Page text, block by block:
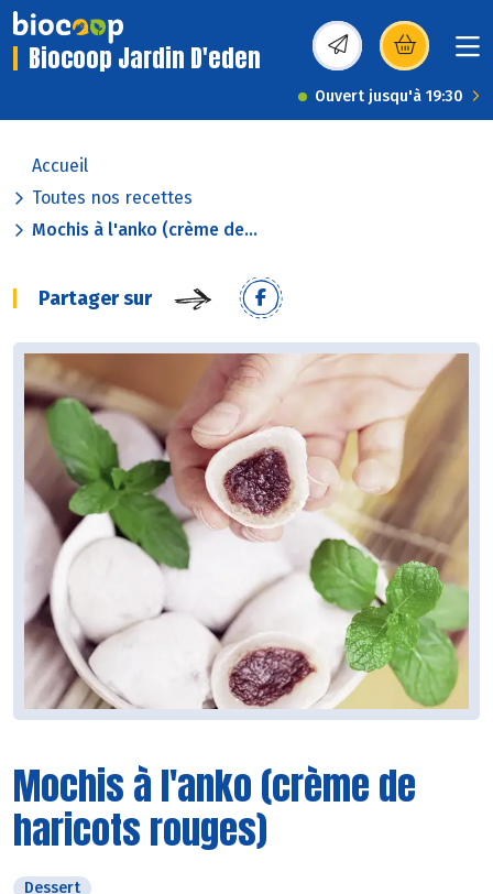
Biocoop Jardin D'eden (s’ouvre dans une
Ouvert jusqu'à 19:30
Accueil
Toutes nos recettes
Mochis à l'anko (crème de...
Partager sur
Mochis à l'anko (crème de
haricots rouges)
Dessert